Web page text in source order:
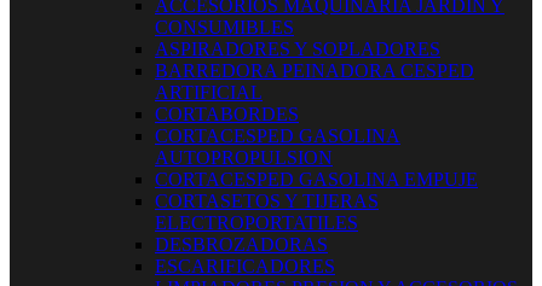
ACCESORIOS MAQUINARIA JARDIN Y
CONSUMIBLES
ASPIRADORES Y SOPLADORES
BARREDORA PEINADORA CESPED
ARTIFICIAL
CORTABORDES
CORTACESPED GASOLINA
AUTOPROPULSION
CORTACESPED GASOLINA EMPUJE
CORTASETOS Y TIJERAS
ELECTROPORTATILES
DESBROZADORAS
ESCARIFICADORES